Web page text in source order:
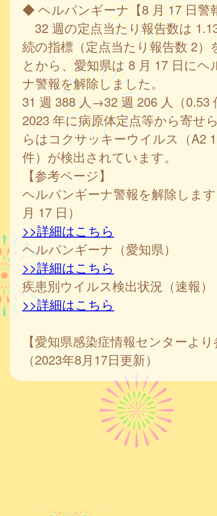
◆ ヘルパンギーナ【8 月 17 日警
32 週の定点当たり報告数は
続の指標（定点当たり報告数 2）
とから、愛知県は 8 月 17 日にヘ
ナ警報を解除しました。
31 週 388 人→32 週 206 人（0.53
2023 年に病原体定点等から寄せ
らはコクサッキーウイルス（A2
件）が検出されています。
【参考ページ】
ヘルパンギーナ警報を解除しま
月 17 日）
>>詳細はこちら
ヘルパンギーナ（愛知県）
>>詳細はこちら
疾患別ウイルス検出状況（速報
>>詳細はこちら
【愛知県感染症情報センターよ
（2023年8月17日更新）